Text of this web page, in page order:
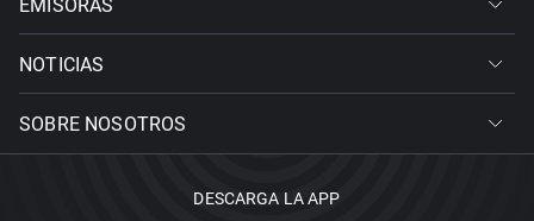
EMISORAS
NOTICIAS
SOBRE NOSOTROS
DESCARGA LA APP